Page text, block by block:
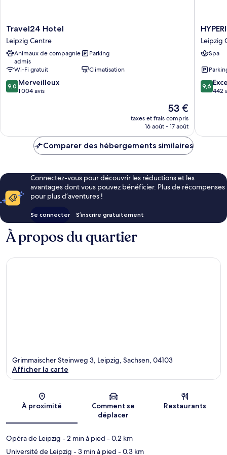
Travel24
Hotel
Leipzig
Centre
Travel24 Hotel
Leipzig Centre
Animaux de compagnie
admis
Parking
Wi-Fi gratuit
Climatisation
9.0
sur
9,0 Merveilleux
1 004 avis
Le
nouveau
prix
de
53 €
taxes et frais compris
16 août - 17 août
Hotel
Leipzig
Leipzig
Leipzig
Spa
9.6
sur
9,6
442
Comparer des hébergements similaires
Connectez-vous pour découvrir les réductions et les
avantages dont vous pouvez bénéficier. Plus de récompenses
pour plus d’aventures !
Se connecter S’inscrire gratuitement
À propos du quartier
Carte
Grimmaischer Steinweg 3, Leipzig, Sachsen, 04103
Afficher la carte
À proximité
Comment se
déplacer
Restaurants
Opéra de Leipzig - 2 min à pied - 0.2 km
Université de Leipzig - 3 min à pied - 0.3 km